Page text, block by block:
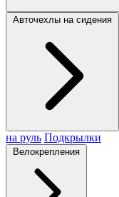
Авточехлы на сидения
на руль Подкрылки
Велокрепления